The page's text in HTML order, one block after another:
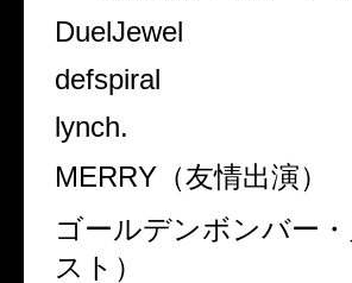
DuelJewel
defspiral
lynch.
MERRY（友情出演）
ゴールデンボンバー
スト）